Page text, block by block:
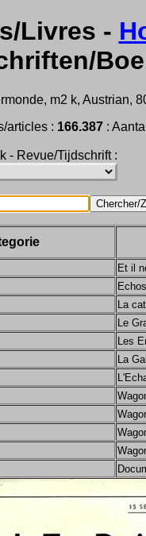
Livres -
m2 k, Austrian,
articles : 166.387:
- Revue/Tijdschrift :
Et il
La
Le
Les
La